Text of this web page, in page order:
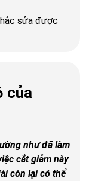
sửa được
của
như đã làm
cắt giảm này
còn lại có thể